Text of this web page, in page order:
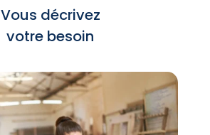
Vous décrivez
votre besoin